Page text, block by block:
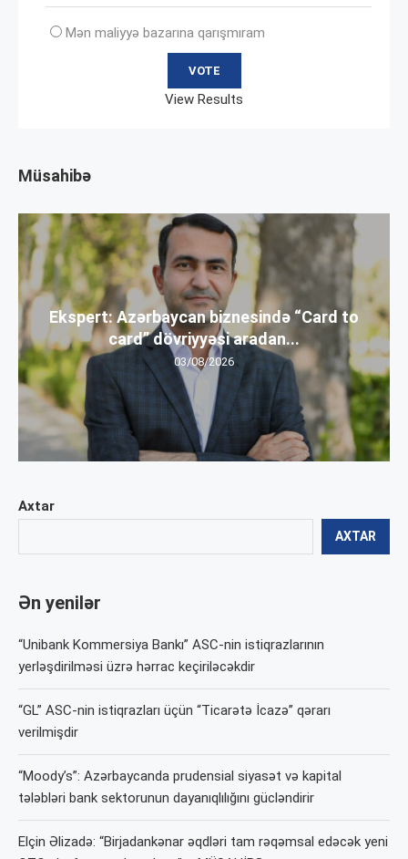
Axtar
AXTAR
Ən yenilər
“Unibank Kommersiya Bankı” ASC-nin istiqrazlarının
yerləşdirilməsi üzrə hərrac keçiriləcəkdir
“GL” ASC-nin istiqrazları üçün “Ticarətə İcazə” qərarı
verilmişdir
“Moody’s”: Azərbaycanda prudensial siyasət və kapital
tələbləri bank sektorunun dayanıqlılığını gücləndirir
Elçin Əlizadə: “Birjadankənar əqdləri tam rəqəmsal edəcək yeni
Mən maliyyə bazarına qarışmıram
View Results
Müsahibə
Ekspert: Azərbaycan biznesində “Card to
card” dövriyyəsi aradan...
03/08/2026